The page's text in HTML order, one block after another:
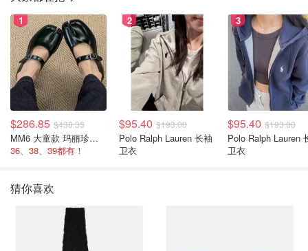
1
$286.85 $438.33
MM6 大童款 玛丽珍鞋 黑色
36、38、39都有！
2
$95.40 $193.00
Polo Ralph Lauren 长袖
卫衣
3
$95.40 $193.00
Polo Ralph Lauren 长袖
卫衣
猜你喜欢